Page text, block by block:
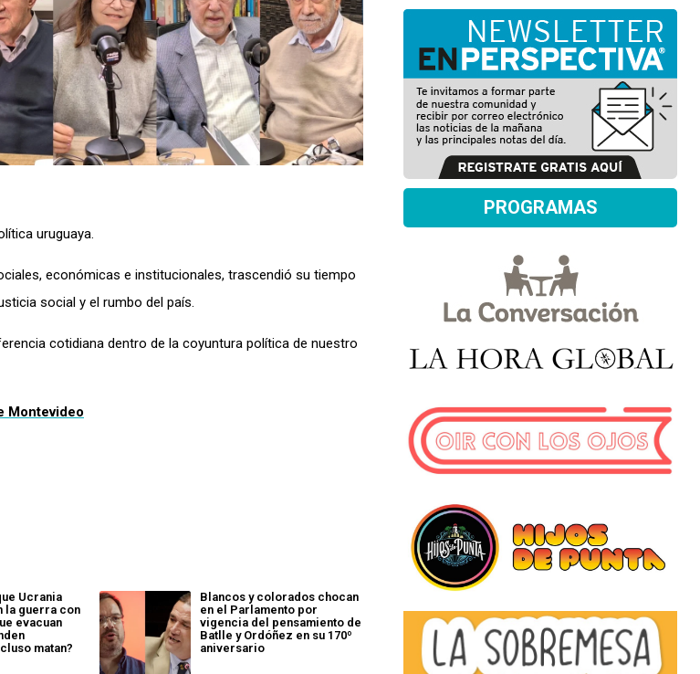
uruguaya.
económicas e institucionales, trascendió su tiempo
social y el rumbo del país.
cotidiana dentro de la coyuntura política de nuestro
Montevideo
Ucrania
la guerra con
evacuan
matan?
Blancos y colorados chocan
en el Parlamento por
vigencia del pensamiento de
Batlle y Ordóñez en su 170º
aniversario
PROGRAMAS